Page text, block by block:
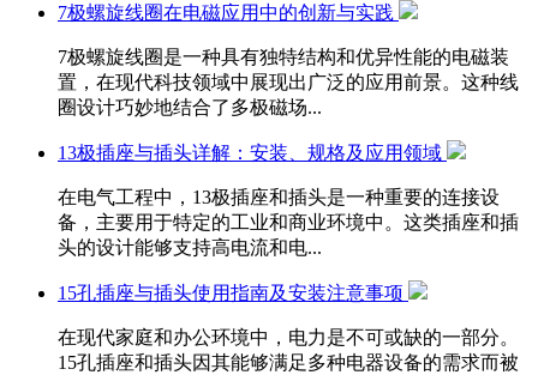
7极螺旋线圈在电磁应用中的创新与实践
7极螺旋线圈是一种具有独特结构和优异性能的电磁装
置，在现代科技领域中展现出广泛的应用前景。这种线
圈设计巧妙地结合了多极磁场...
13极插座与插头详解：安装、规格及应用领域
在电气工程中，13极插座和插头是一种重要的连接设
备，主要用于特定的工业和商业环境中。这类插座和插
头的设计能够支持高电流和电...
15孔插座与插头使用指南及安装注意事项
在现代家庭和办公环境中，电力是不可或缺的一部分。
15孔插座和插头因其能够满足多种电器设备的需求而被